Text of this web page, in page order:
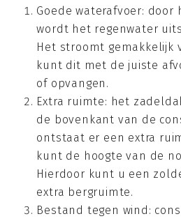
Goede waterafvoer: door
wordt het regenwater
Het stroomt gemakkelijk
kunt dit met de juiste
of opvangen.
Extra ruimte: het
de bovenkant van de
ontstaat er een extra
kunt de hoogte van de
Hierdoor kunt u een
extra bergruimte.
Bestand tegen wind: